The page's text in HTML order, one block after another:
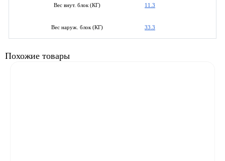
Вес внут. блок (КГ) 11.3
Вес наруж. блок (КГ) 33.3
Похожие товары